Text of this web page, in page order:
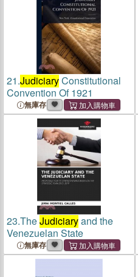
21.JudiciaryConstitutional
Convention Of 1921
無庫存
23.TheJudiciaryand the
Venezuelan State
無庫存